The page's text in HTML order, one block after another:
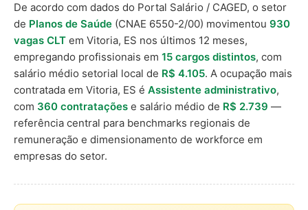
De acordo com dados do Portal Salário / CAGED, o setor
de Planos de Saúde (CNAE 6550-2/00) movimentou 930
vagas CLT em Vitoria, ES nos últimos 12 meses,
empregando profissionais em 15 cargos distintos, com
salário médio setorial local de R$ 4.105. A ocupação mais
contratada em Vitoria, ES é Assistente administrativo,
com 360 contratações e salário médio de R$ 2.739 —
referência central para benchmarks regionais de
remuneração e dimensionamento de workforce em
empresas do setor.